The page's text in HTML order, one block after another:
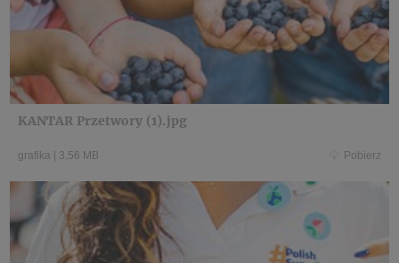
KANTAR Przetwory (1).jpg
grafika 3,56 MB Pobierz